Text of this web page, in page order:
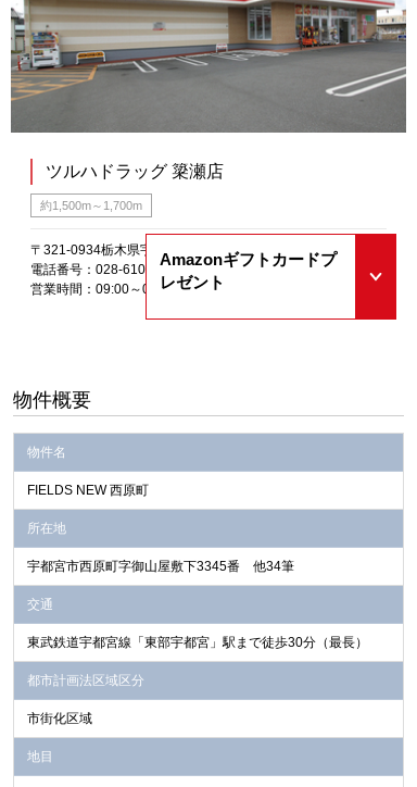
ツルハドラッグ 簗瀬店
約1,500m～1,700m
〒321-0934栃木県宇都宮市簗瀬1丁目1-1
電話番号：028-610-2268
営業時間：09:00～00:00
物件概要
物件名
FIELDS NEW 西原町
所在地
宇都宮市西原町字御山屋敷下3345番 他34筆
交通
東武鉄道宇都宮線「東部宇都宮」駅まで徒歩30分（最長）
都市計画法区域区分
市街化区域
地目
Amazonギフトカードプ
レゼント
WEBよりご来場予約いただいた
方にアマゾンギフトカード3000
り。後日のお渡しとなります。